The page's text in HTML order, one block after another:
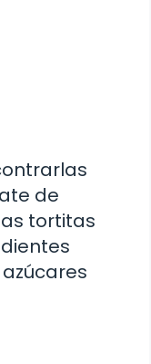
de
tortitas